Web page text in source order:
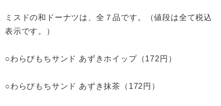
ミスドの和ドーナツは、全７品です。（値段は全て税込
表示です。）
○わらびもちサンド あずきホイップ（172円）
○わらびもちサンド あずき抹茶（172円）